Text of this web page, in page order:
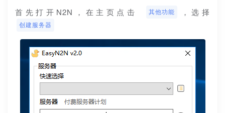
首先打开N2N，在主页点击 其他功能 ，选择
创建服务器